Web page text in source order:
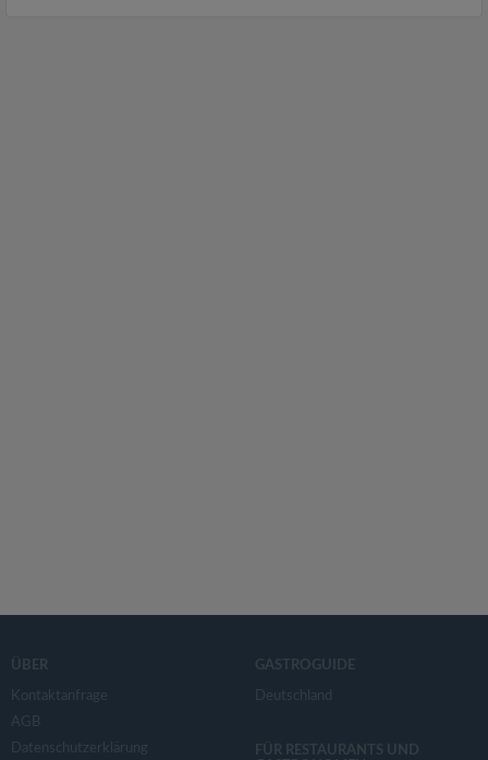
ÜBER
Kontaktanfrage
AGB
Datenschutzerklärung
GASTROGUIDE
Deutschland
FÜR RESTAURANTS UND